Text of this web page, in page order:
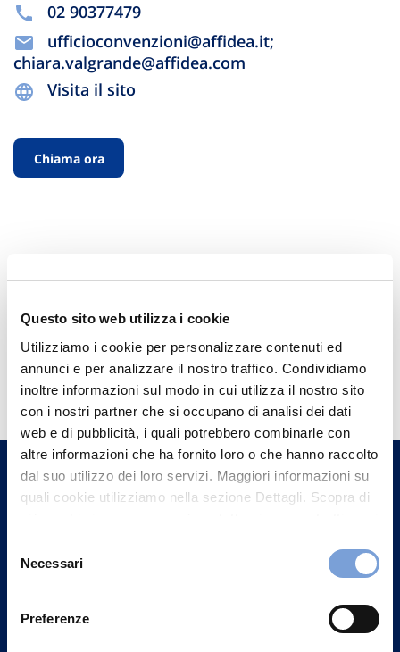
Questo sito web utilizza i cookie
Utilizziamo i cookie per personalizzare contenuti ed
annunci e per analizzare il nostro traffico. Condividiamo
inoltre informazioni sul modo in cui utilizza il nostro sito
con i nostri partner che si occupano di analisi dei dati
web e di pubblicità, i quali potrebbero combinarle con
altre informazioni che ha fornito loro o che hanno raccolto
dal suo utilizzo dei loro servizi. Maggiori informazioni su
quali cookie utilizziamo nella sezione Dettagli. Scopra di
più su chi siamo, come può contattarci e come trattiamo i
può trovare nel footer del sito nella sezione "Informativa
delNecessari
Preferenze
02 90377479
ufficioconvenzioni@affidea.it;
chiara.valgrande@affidea.com
Visita il sito
Chiama ora
Hai bisogno di
informazioni?
Trova l'Agenzia più vicina a te e parla con
un nostro Agente.
Contattaci